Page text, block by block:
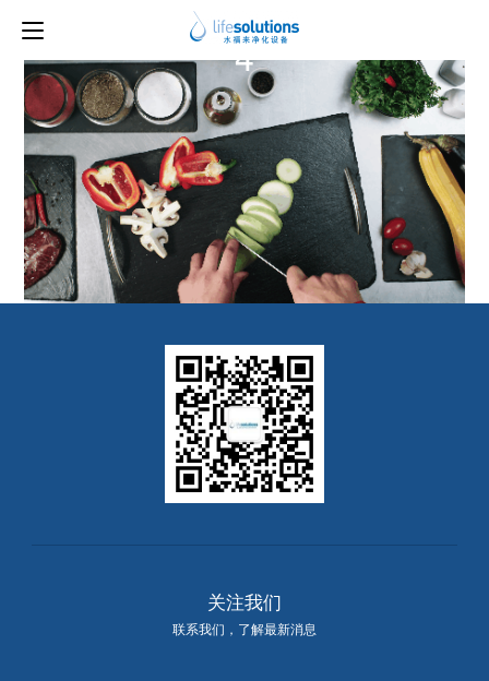
上一图片
4
关注我们
联系我们，了解最新消息